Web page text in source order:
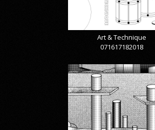
Art & Technique
071617182018